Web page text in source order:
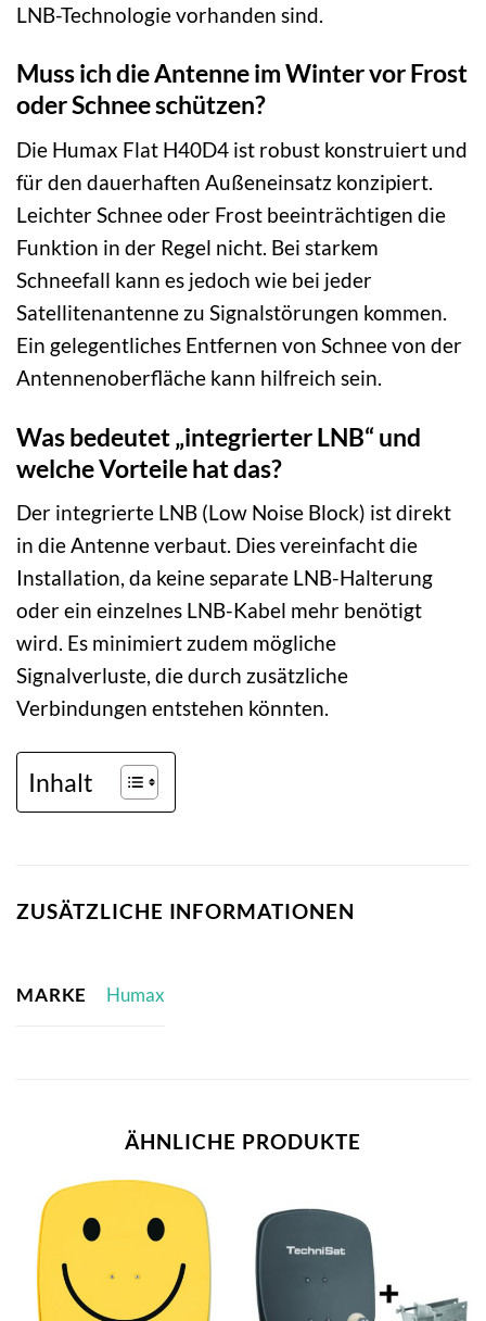
LNB-Technologie vorhanden sind.
Muss ich die Antenne im Winter vor Frost
oder Schnee schützen?
Die Humax Flat H40D4 ist robust konstruiert und
für den dauerhaften Außeneinsatz konzipiert.
Leichter Schnee oder Frost beeinträchtigen die
Funktion in der Regel nicht. Bei starkem
Schneefall kann es jedoch wie bei jeder
Satellitenantenne zu Signalstörungen kommen.
Ein gelegentliches Entfernen von Schnee von der
Antennenoberfläche kann hilfreich sein.
Was bedeutet „integrierter LNB“ und
welche Vorteile hat das?
Der integrierte LNB (Low Noise Block) ist direkt
in die Antenne verbaut. Dies vereinfacht die
Installation, da keine separate LNB-Halterung
oder ein einzelnes LNB-Kabel mehr benötigt
wird. Es minimiert zudem mögliche
Signalverluste, die durch zusätzliche
Verbindungen entstehen könnten.
Inhalt
ZUSÄTZLICHE INFORMATIONEN
MARKE Humax
ÄHNLICHE PRODUKTE